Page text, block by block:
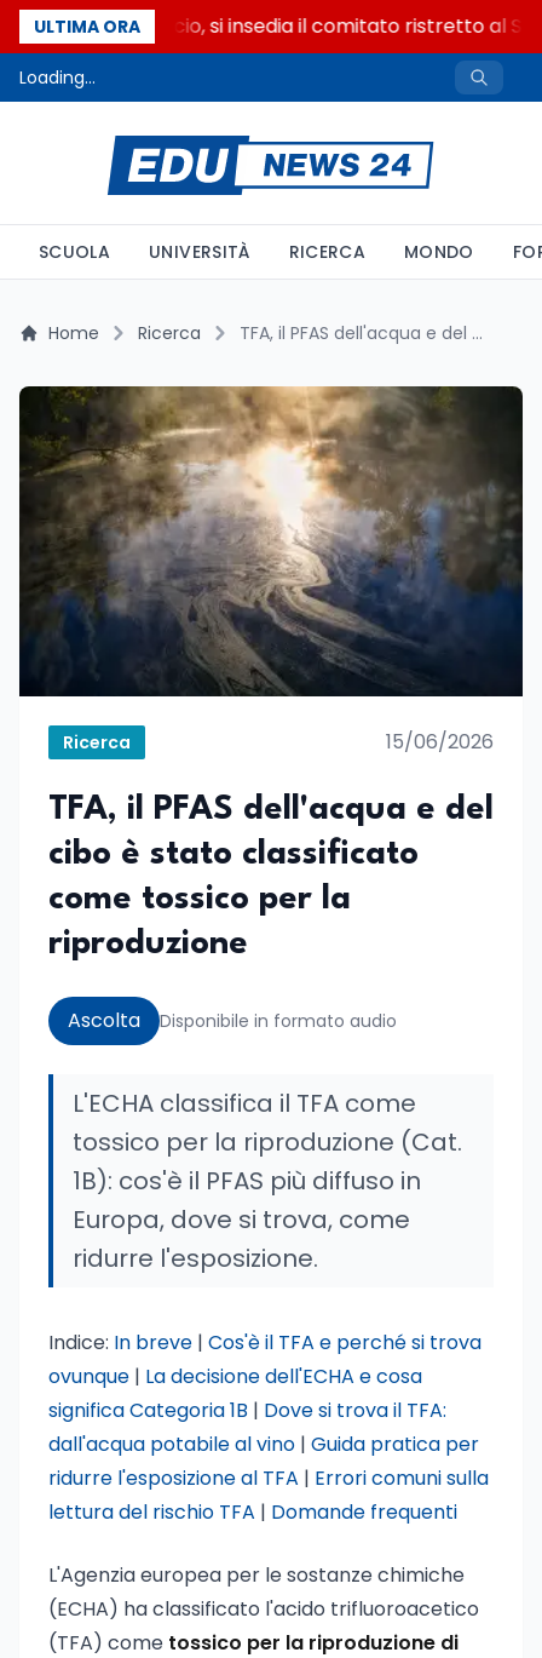
ULTIMA ORA
Riforma del calcio, si insedia il comitato ristretto al
Loading...
SCUOLA UNIVERSITÀ RICERCA MONDO
Home Ricerca TFA, il PFAS dell'acqua e del cibo è stato classificato come tossico per la riproduzione
Ricerca 15/06/2026
TFA, il PFAS dell'acqua e del
cibo è stato classificato
come tossico per la
riproduzione
Ascolta Disponibile in formato audio
L'ECHA classifica il TFA come
tossico per la riproduzione (Cat.
1B): cos'è il PFAS più diffuso in
Europa, dove si trova, come
ridurre l'esposizione.
Indice: In breve | Cos'è il TFA e perché si trova
ovunque | La decisione dell'ECHA e cosa
significa Categoria 1B | Dove si trova il TFA:
dall'acqua potabile al vino | Guida pratica per
ridurre l'esposizione al TFA | Errori comuni sulla
lettura del rischio TFA | Domande frequenti
L'Agenzia europea per le sostanze chimiche
(ECHA) ha classificato l'acido trifluoroacetico
(TFA) come tossico per la riproduzione di